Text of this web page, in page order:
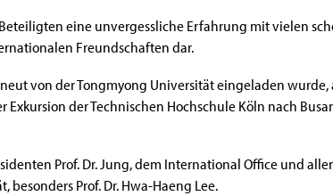
eine unvergessliche Erfahrung mit vielen
Freundschaften dar.
von der Tongmyong Universität eingeladen
der Technischen Hochschule Köln nach
Prof. Dr. Jung, dem International Office und
Prof. Dr. Hwa-Haeng Lee.